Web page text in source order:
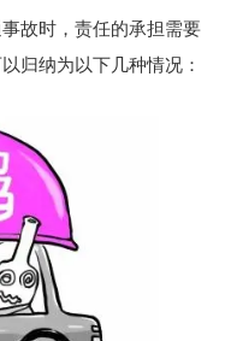
故时，责任的承担需要
归纳为以下几种情况：